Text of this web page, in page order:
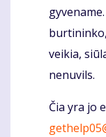
veikia,
nenuvils.
Čia yra jo